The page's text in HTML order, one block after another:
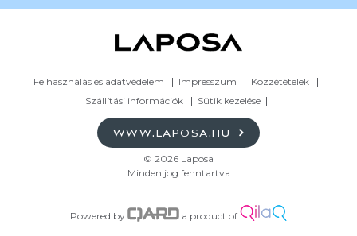
Felhasználás és adatvédelem Impresszum
Közzétételek
Szállítási információk
Sütik kezelése
WWW.LAPOSA.HU
© 2026 Laposa
Minden jog fenntartva
Powered by a product of